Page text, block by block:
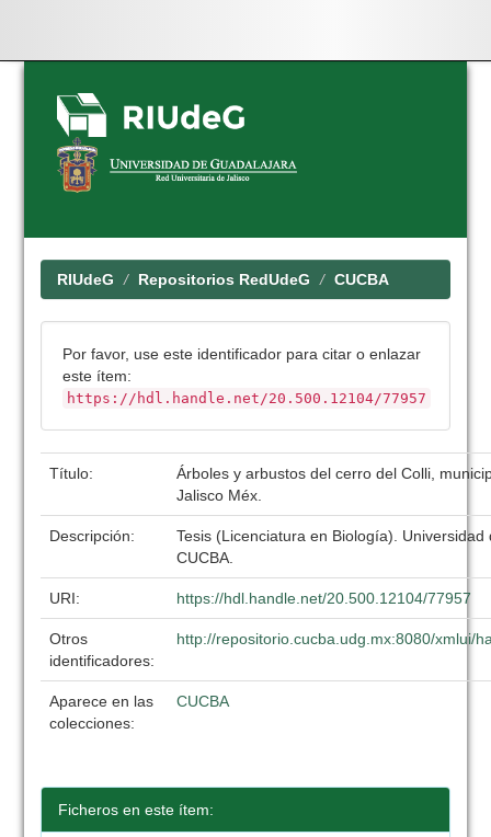
Skip
navigation
RIUdeG Repositorios RedUdeG CUCBA
Por favor, use este identificador para citar o enlazar
este ítem:
https://hdl.handle.net/20.500.12104/77957
Título:
Árboles y arbustos del cerro del Colli,
Jalisco Méx.
Descripción:
Tesis (Licenciatura en Biología). Universidad
CUCBA.
URI: https://hdl.handle.net/20.500.12104/77957
Otros
identificadores:
http://repositorio.cucba.udg.mx:8080/xmlui/
Aparece en las
colecciones:
CUCBA
Ficheros en este ítem: